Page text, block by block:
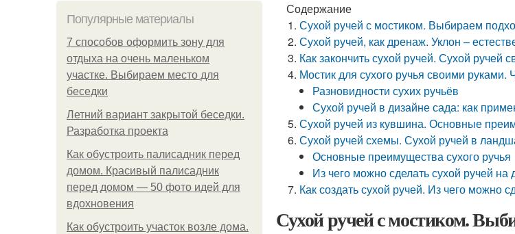
Популярные материалы
7 способов оформить зону для
отдыха на очень маленьком
участке. Выбираем место для
беседки
Летний вариант закрытой беседки.
Разработка проекта
Как обустроить палисадник перед
домом. Красивый палисадник
перед домом — 50 фото идей для
вдохновения
Как обустроить участок возле дома.
Содержание
Сухой ручей с мостиком. Выбираем
Сухой ручей, как дренаж. Уклон –
Как закончить сухой ручей. Сухой ручей
Мостик для сухого ручья своими
Разновидности сухих ручьёв
Сухой ручей в дизайне сада: как
Сухой ручей из кувшина. Основные
Сухой ручей схемы. Сухой ручей в
Основные преимущества сухого ручья
Из чего можно сделать сухой ручей на
Как создать сухой ручей. Из чего можно
Сухой ручей с мостиком.